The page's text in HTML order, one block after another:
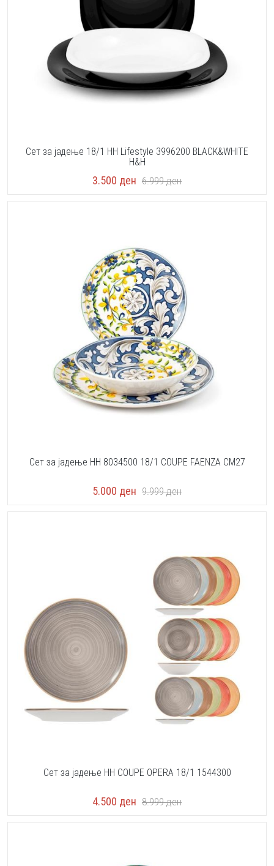
Сет за јадење 18/1 HH Lifestyle 3996200 BLACK&WHITE
H&H
3.500 ден 6.999ден
Сет за јадење HH 8034500 18/1 COUPE FAENZA CM27
5.000 ден 9.999ден
Сет за јадење HH COUPE OPERA 18/1 1544300
4.500 ден 8.999ден